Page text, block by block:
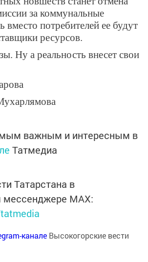
за коммунальные
вместо потребителей ее будут
ресурсов.
Ну а реальность внесет свои
важным и интересным в
Татмедиа
Татарстана в
мессенджере MАХ:
канале Высокогорские вести